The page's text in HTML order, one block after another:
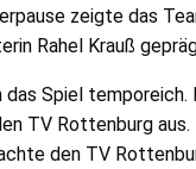
zeigte das
Rahel Krauß
das Spiel
TV Rottenburg
den TV